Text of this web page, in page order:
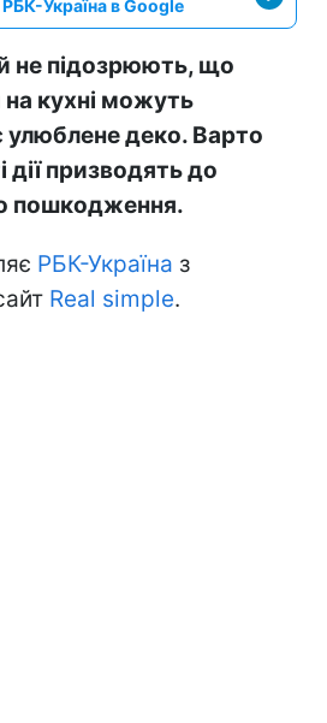
Україна в Google
не підозрюють, що
кухні можуть
улюблене деко. Варто
дії призводять до
пошкодження.
РБК-Україна з
Real simple.